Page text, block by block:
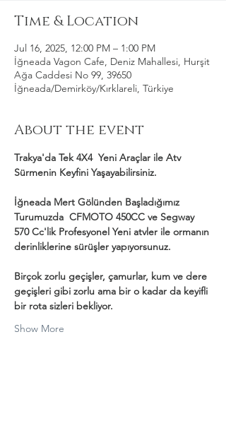
Time & Location
Jul 16, 2025, 12:00 PM – 1:00 PM
İğneada Vagon Cafe, Deniz Mahallesi, Hurşit
Ağa Caddesi No 99, 39650
İğneada/Demirköy/Kırklareli, Türkiye
About the event
Trakya'da Tek 4X4  Yeni Araçlar ile Atv
Sürmenin Keyfini Yaşayabilirsiniz.
İğneada Mert Gölünden Başladığımız
Turumuzda  CFMOTO 450CC ve Segway
570 Cc'lik Profesyonel Yeni atvler ile ormanın
derinliklerine sürüşler yapıyorsunuz.
Birçok zorlu geçişler, çamurlar, kum ve dere
geçişleri gibi zorlu ama bir o kadar da keyifli
bir rota sizleri bekliyor.
Show More